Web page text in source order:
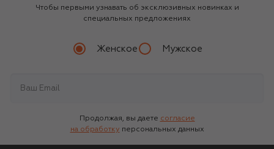
Чтобы первыми узнавать об эксклюзивных новинках и
специальных предложениях
Женское Мужское
Продолжая, вы даете согласие
на обработку персональных данных